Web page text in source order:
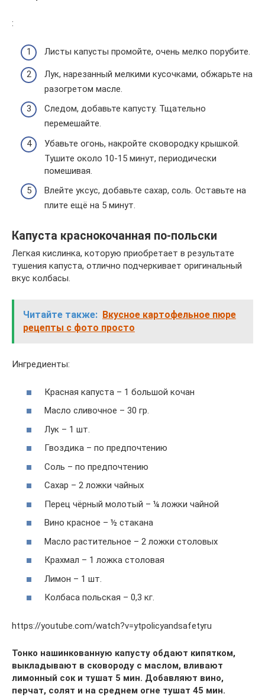
:
Листы капусты промойте, очень мелко порубите.
Лук, нарезанный мелкими кусочками, обжарьте на
разогретом масле.
Следом, добавьте капусту. Тщательно
перемешайте.
Убавьте огонь, накройте сковородку крышкой.
Тушите около 10-15 минут, периодически
помешивая.
Влейте уксус, добавьте сахар, соль. Оставьте на
плите ещё на 5 минут.
Капуста краснокочанная по-польски
Легкая кислинка, которую приобретает в результате
тушения капуста, отлично подчеркивает оригинальный
вкус колбасы.
Читайте также: Вкусное картофельное пюре
рецепты с фото просто
Ингредиенты:
Красная капуста – 1 большой кочан
Масло сливочное – 30 гр.
Лук – 1 шт.
Гвоздика – по предпочтению
Соль – по предпочтению
Сахар – 2 ложки чайных
Перец чёрный молотый – ¼ ложки чайной
Вино красное – ½ стакана
Масло растительное – 2 ложки столовых
Крахмал – 1 ложка столовая
Лимон – 1 шт.
Колбаса польская – 0,3 кг.
https://youtube.com/watch?v=ytpolicyandsafetyru
Тонко нашинкованную капусту обдают кипятком,
выкладывают в сковороду с маслом, вливают
лимонный сок и тушат 5 мин. Добавляют вино,
перчат, солят и на среднем огне тушат 45 мин.